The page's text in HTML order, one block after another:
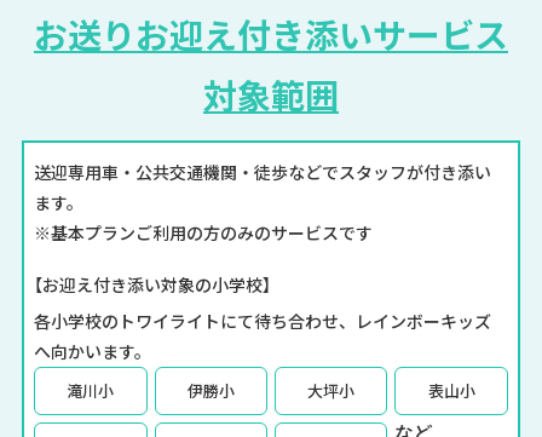
お送りお迎え付き添いサービス
対象範囲
送迎専用車・公共交通機関・徒歩などでスタッフが付き添い
ます。
※基本プランご利用の方のみのサービスです
【お迎え付き添い対象の小学校】
各小学校のトワイライトにて待ち合わせ、レインボーキッズ
へ向かいます。
滝川小 伊勝小 大坪小 表山小
ンボーキッズ本山校